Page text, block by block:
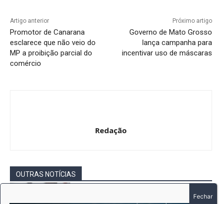
Artigo anterior
Promotor de Canarana
esclarece que não veio do
MP a proibição parcial do
comércio
Próximo artigo
Governo de Mato Grosso
lança campanha para
incentivar uso de máscaras
Redação
OUTRAS NOTÍCIAS